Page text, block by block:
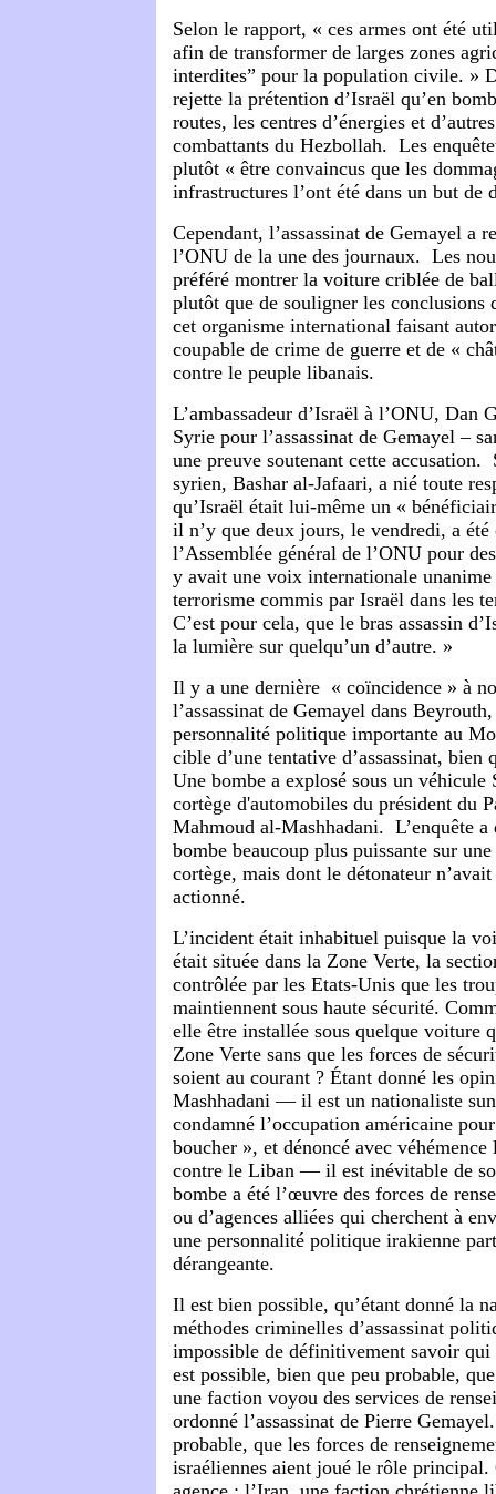
Selon le rapport, « ces armes ont été
afin de transformer de larges zones
interdites” pour la population civile. »
rejette la prétention d’Israël qu’en
routes, les centres d’énergies et
combattants du Hezbollah. Les
plutôt « être convaincus que les
infrastructures l’ont été dans un but de
Cependant, l’assassinat de Gemayel a
l’ONU de la une des journaux. Les
préféré montrer la voiture criblée de
plutôt que de souligner les conclusions
cet organisme international faisant
coupable de crime de guerre et de «
contre le peuple libanais.
L’ambassadeur d’Israël à l’ONU, Dan
Syrie pour l’assassinat de Gemayel –
une preuve soutenant cette accusation.
syrien, Bashar al-Jafaari, a nié toute
qu’Israël était lui-même un «
il n’y que deux jours, le vendredi, a été
l’Assemblée général de l’ONU pour
y avait une voix internationale
terrorisme commis par Israël dans les
C’est pour cela, que le bras assassin
la lumière sur quelqu’un d’autre. »
Il y a une dernière « coïncidence » à
l’assassinat de Gemayel dans
personnalité politique importante au
cible d’une tentative d’assassinat,
Une bombe a explosé sous un
cortège d'automobiles du président du
Mahmoud al-Mashhadani. L’enquête a
bombe beaucoup plus puissante sur
cortège, mais dont le détonateur n’avait
actionné.
L’incident était inhabituel puisque la
était située dans la Zone Verte, la
contrôlée par les Etats-Unis que les
maintiennent sous haute sécurité.
elle être installée sous quelque voiture
Zone Verte sans que les forces de
soient au courant ? Étant donné les
Mashhadani — il est un nationaliste
condamné l’occupation américaine
boucher », et dénoncé avec véhémence
contre le Liban — il est inévitable de
bombe a été l’œuvre des forces de
ou d’agences alliées qui cherchent à
une personnalité politique irakienne
dérangeante.
Il est bien possible, qu’étant donné la
méthodes criminelles d’assassinat
impossible de définitivement savoir qui
est possible, bien que peu probable,
une faction voyou des services de
ordonné l’assassinat de Pierre
probable, que les forces de
israéliennes aient joué le rôle principal.